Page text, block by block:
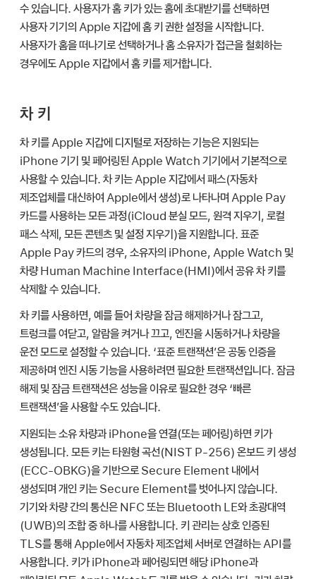
수 있습니다. 사용자가 홈 키가 있는 홈에 초대받기를 선택하면
사용자 기기의 Apple 지갑에 홈 키 권한 설정을 시작합니다.
사용자가 홈을 떠나기로 선택하거나 홈 소유자가 접근을 철회하는
경우에도 Apple 지갑에서 홈 키를 제거합니다.
차 키
차 키를 Apple 지갑에 디지털로 저장하는 기능은 지원되는
iPhone 기기 및 페어링된 Apple Watch 기기에서 기본적으로
사용할 수 있습니다. 차 키는 Apple 지갑에서 패스(자동차
제조업체를 대신하여 Apple에서 생성)로 나타나며 Apple Pay
카드를 사용하는 모든 과정(iCloud 분실 모드, 원격 지우기, 로컬
패스 삭제, 모든 콘텐츠 및 설정 지우기)을 지원합니다. 표준
Apple Pay카드의 경우, 소유자의 iPhone, Apple Watch 및
차량 Human Machine Interface(HMI)에서 공유 차 키를
삭제할 수 있습니다.
차 키를 사용하면, 예를 들어 차량을 잠금 해제하거나 잠그고,
트렁크를 여닫고, 알람을 켜거나 끄고, 엔진을 시동하거나 차량을
운전 모드로 설정할 수 있습니다. ‘표준 트랜잭션’은 공동 인증을
제공하며 엔진 시동 기능을 사용하려면 필요한 트랜잭션입니다. 잠금
해제 및 잠금 트랜잭션은 성능을 이유로 필요한 경우 ‘빠른
트랜잭션’을 사용할 수도 있습니다.
지원되는 소유 차량과 iPhone을 연결(또는 페어링)하면 키가
생성됩니다. 모든 키는 타원형 곡선(NIST P-256) 온보드 키 생성
(ECC-OBKG)을 기반으로 Secure Element 내에서
생성되며 개인 키는 Secure Element를 벗어나지 않습니다.
기기와 차량 간의 통신은 NFC 또는 Bluetooth LE와 초광대역
(UWB)의 조합 중 하나를 사용합니다. 키 관리는 상호 인증된
TLS를 통해 Apple에서 자동차 제조업체 서버로 연결하는 API를
사용합니다. 키가 iPhone과 페어링되면 해당 iPhone과